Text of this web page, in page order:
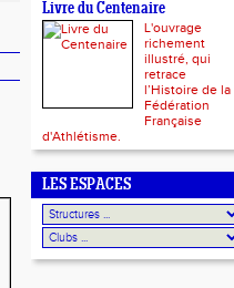
Livre du Centenaire
L'ouvrage
richement
illustré, qui
retrace
l’Histoire de la
Fédération
Française
d'Athlétisme.
LES ESPACES